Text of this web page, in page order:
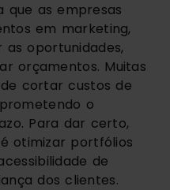
que as empresas
em marketing,
oportunidades,
orçamentos. Muitas
cortar custos de
o
Para dar certo,
otimizar portfólios
de
dos clientes.